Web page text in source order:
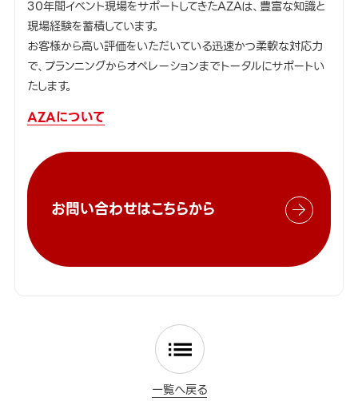
30年間イベント現場をサポートしてきたAZAは、豊富な知識と
現場経験を蓄積しています。
お客様から高い評価をいただいている迅速かつ柔軟な対応力
で、プランニングからオペレーションまでトータルにサポートい
たします。
AZAについて
お問い合わせはこちらから
一覧へ戻る